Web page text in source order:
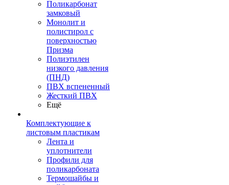
Поликарбонат
замковый
Монолит и
полистирол с
поверхностью
Призма
Полиэтилен
низкого давления
(ПНД)
ПВХ вспененный
Жесткий ПВХ
Ещё
Комплектующие к
листовым пластикам
Лента и
уплотнители
Профили для
поликарбоната
Термошайбы и